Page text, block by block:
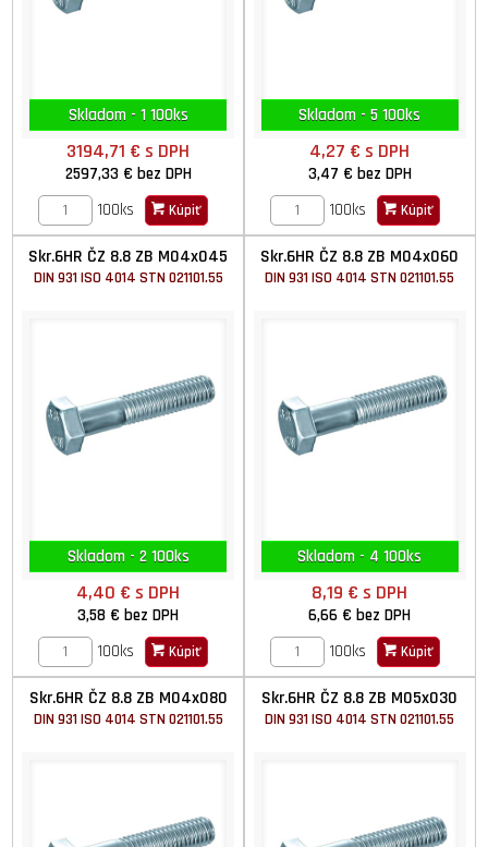
Skladom - 1 100ks
3194,71 €s DPH
2597,33 € bez DPH
100ks
Kúpiť
Skladom - 5 100ks
4,27 €s DPH
3,47 € bez DPH
100ks
Kúpiť
Skr.6HR ČZ 8.8 ZB M04x045
DIN 931 ISO 4014 STN 021101.55
Skladom - 2 100ks
4,40 €s DPH
3,58 €bez DPH
100ks
Kúpiť
Skr.6HR ČZ 8.8 ZB M04x060
DIN 931 ISO 4014 STN 021101.55
Skladom - 4 100ks
8,19 €s DPH
6,66 €bez DPH
100ks
Kúpiť
Skr.6HR ČZ 8.8 ZB M04x080
DIN 931 ISO 4014 STN 021101.55
Skr.6HR ČZ 8.8 ZB M05x030
DIN 931 ISO 4014 STN 021101.55